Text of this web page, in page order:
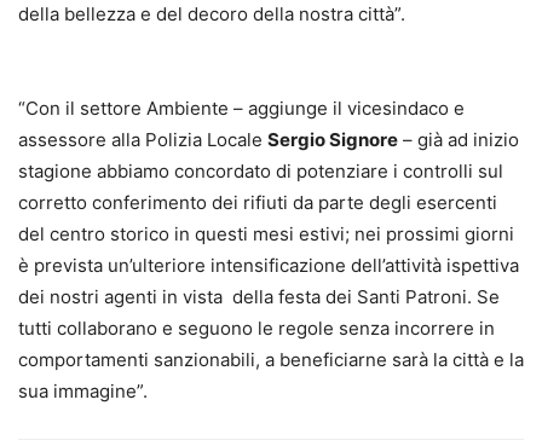
della bellezza e del decoro della nostra città”.
“Con il settore Ambiente – aggiunge il vicesindaco e
assessore alla Polizia Locale Sergio Signore – già ad inizio
stagione abbiamo concordato di potenziare i controlli sul
corretto conferimento dei rifiuti da parte degli esercenti
del centro storico in questi mesi estivi; nei prossimi giorni
è prevista un’ulteriore intensificazione dell’attività ispettiva
dei nostri agenti in vista della festa dei Santi Patroni. Se
tutti collaborano e seguono le regole senza incorrere in
comportamenti sanzionabili, a beneficiarne sarà la città e la
sua immagine”.